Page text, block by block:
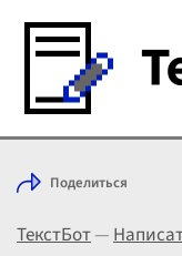
Войти с
Выбрать режим
Поделиться
ТекстБот—